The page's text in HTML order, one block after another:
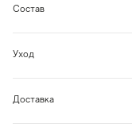
Состав
Уход
Доставка